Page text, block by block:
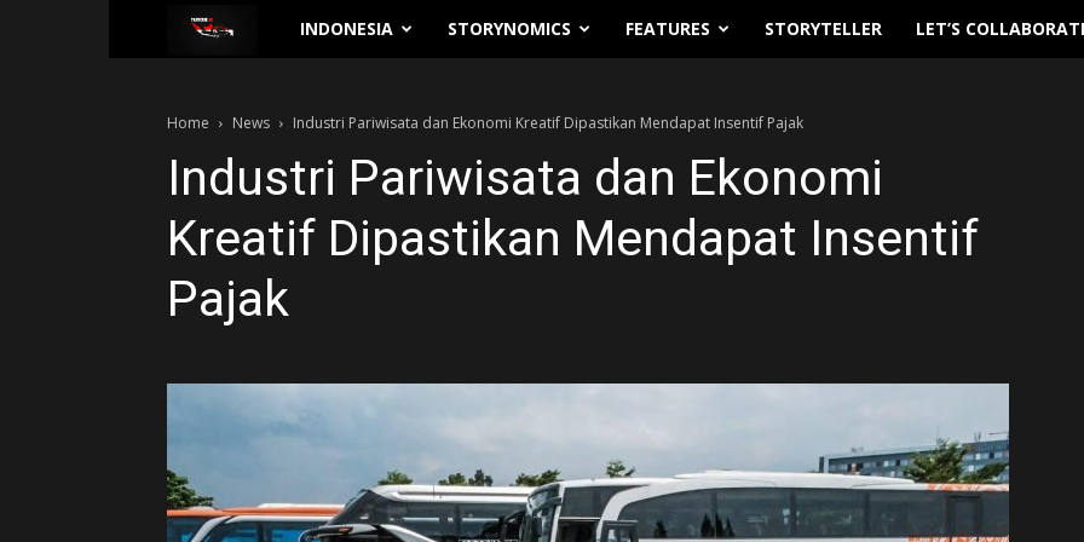
Traverse.id
INDONESIA STORYNOMICS FEATURES STORYTELLER LET’S
Home News Industri Pariwisata dan Ekonomi Kreatif Dipastikan Mendapat Insentif Pajak
Industri Pariwisata dan Ekonomi
Kreatif Dipastikan Mendapat Insentif
Pajak